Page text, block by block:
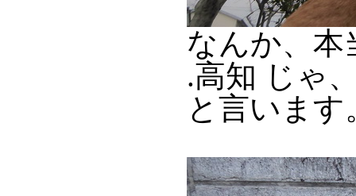
なんか、本
.高知 じゃ
と言います